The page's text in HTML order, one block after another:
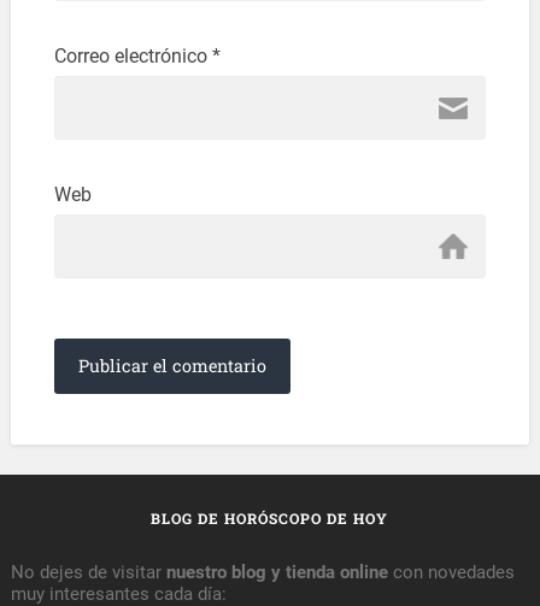
Correo electrónico *
Web
BLOG DE HORÓSCOPO DE HOY
No dejes de visitar nuestro blog y tienda onlinecon novedades
muy interesantes cada día: